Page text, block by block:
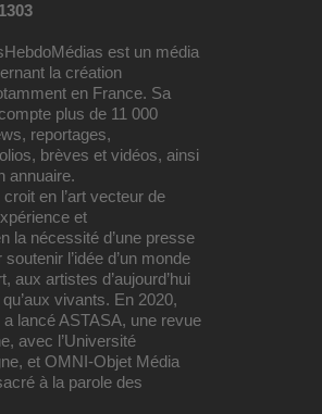
est un média
la création
en France. Sa
plus de 11 000
reportages,
brèves et vidéos, ainsi
annuaire.
en l’art vecteur de
et
la nécessité d’une presse
l’idée d’un monde
aux artistes d’aujourd’hui
vivants. En 2020,
lancé ASTASA, une revue
avec l’Université
et OMNI-Objet Média
à la parole des